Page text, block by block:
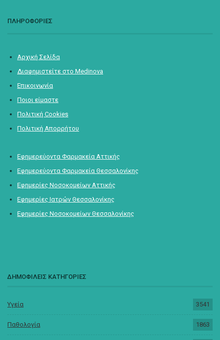
ΠΛΗΡΟΦΟΡΙΕΣ
Αρχική Σελίδα
Διαφημιστείτε στο Medinova
Επικοινωνία
Ποιοι είμαστε
Πολιτική Cookies
Πολιτική Απορρήτου
Εφημερεύοντα Φαρμακεία Αττικής
Εφημερεύοντα Φαρμακεία Θεσσαλονίκης
Εφημερίες Νοσοκομείων Αττικής
Εφημερίες Ιατρών Θεσσαλονίκης
Εφημερίες Νοσοκομείων Θεσσαλονίκης
ΔΗΜΟΦΙΛΕΙΣ ΚΑΤΗΓΟΡΙΕΣ
Υγεία 3541
Παθολογία 1863